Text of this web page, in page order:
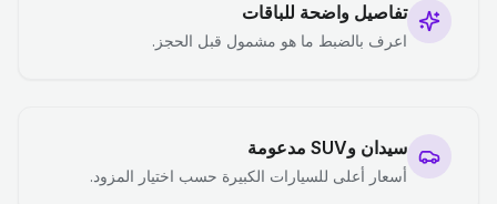
تفاصيل واضحة للباقات
اعرف بالضبط ما هو مشمول قبل الحجز.
سيدان وSUV مدعومة
أسعار أعلى للسيارات الكبيرة حسب اختيار المزود.